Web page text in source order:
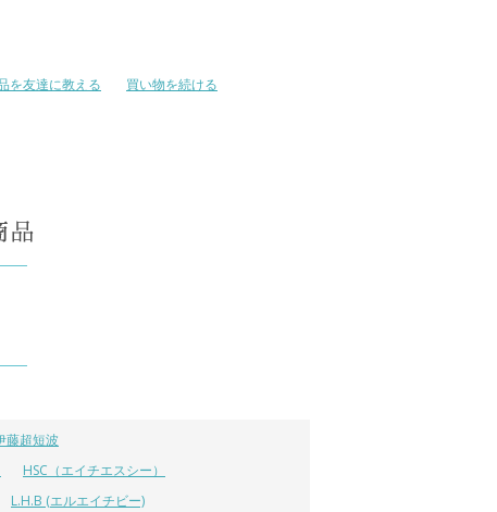
を友達に教える
買い物を続ける
藤超短波
HSC（エイチエスシー）
L.H.B (エルエイチビー)